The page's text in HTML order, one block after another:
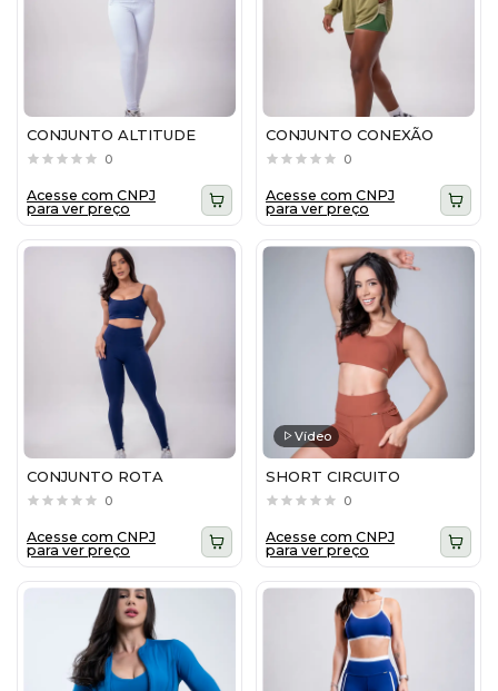
CONJUNTO ALTITUDE
0
Acesse com CNPJ
para ver preço
CONJUNTO CONEXÃO
0
Acesse com CNPJ
para ver preço
CONJUNTO ROTA
0
Acesse com CNPJ
para ver preço
Vídeo
SHORT CIRCUITO
0
Acesse com CNPJ
para ver preço